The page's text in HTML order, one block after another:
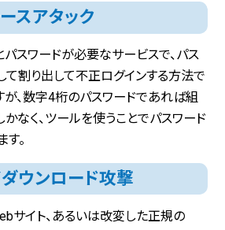
スアタック
パスワードが必要なサービスで、パス
て割り出して不正ログインする方法で
が、数字4桁のパスワードであれば組
なく、ツールを使うことでパスワード
。
ウンロード攻撃
サイト、あるいは改変した正規の